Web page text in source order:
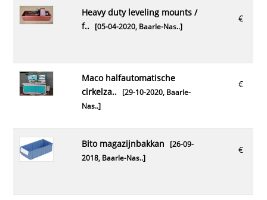
€
heavy duty leveling mounts /
f..[05-04-2020, Baarle-Nas..]
€
maco halfautomatische
cirkelza..[29-10-2020, Baarle-
Nas..]
€
bito magazijnbakkan [26-09-
2018, Baarle-Nas..]